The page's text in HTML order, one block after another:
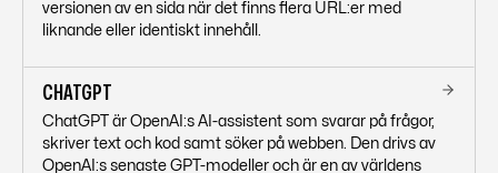
versionen av en sida när det finns flera URL:er med
liknande eller identiskt innehåll.
CHATGPT
ChatGPT är OpenAI:s AI-assistent som svarar på frågor,
skriver text och kod samt söker på webben. Den drivs av
OpenAI:s senaste GPT-modeller och är en av världens